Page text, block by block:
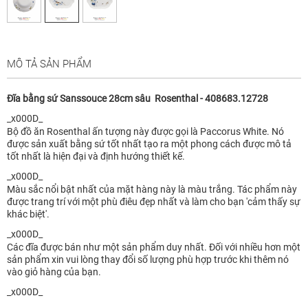
MÔ TẢ SẢN PHẨM
Đĩa bằng sứ Sanssouce 28cm sâu Rosenthal - 408683.12728
_x000D_
Bộ đồ ăn Rosenthal ấn tượng này được gọi là Paccorus White. Nó
được sản xuất bằng sứ tốt nhất tạo ra một phong cách được mô tả
tốt nhất là hiện đại và định hướng thiết kế.
_x000D_
Màu sắc nổi bật nhất của mặt hàng này là màu trắng. Tác phẩm này
được trang trí với một phù điêu đẹp nhất và làm cho bạn 'cảm thấy sự
khác biệt'.
_x000D_
Các đĩa được bán như một sản phẩm duy nhất. Đối với nhiều hơn một
sản phẩm xin vui lòng thay đổi số lượng phù hợp trước khi thêm nó
vào giỏ hàng của bạn.
_x000D_